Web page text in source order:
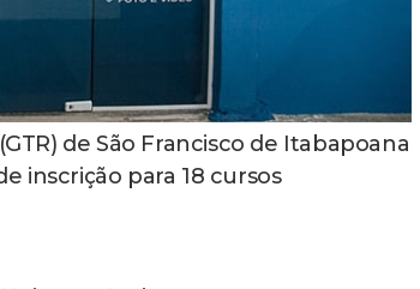
de São Francisco de Itabapoana
inscrição para 18 cursos